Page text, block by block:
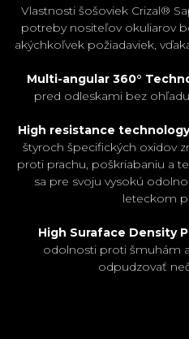
Vlastnosti šošoviek Crizal®
potreby nositeľov okuliarov
akýchkoľvek požiadaviek,
Multi-angular 360°
pred odleskami bez
High resistance
štyroch špecifických oxidov
proti prachu, poškriabaniu a
sa pre svoju vysokú
leteckom
High Suraface Density
odolnosti proti šmuhám
odpudzovať